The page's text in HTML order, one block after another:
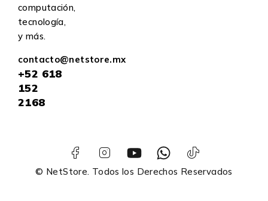
computación,
tecnología,
y más.
contacto@netstore.mx
+52 618
152
2168
© NetStore. Todos los Derechos Reservados